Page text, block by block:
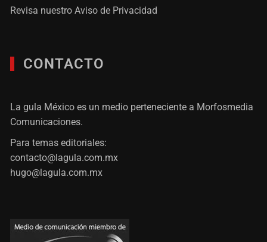
Revisa nuestroAviso de Privacidad
CONTACTO
La gula México es un medio perteneciente a Morfosmedia
Comunicaciones.
Para temas editoriales:
contacto@lagula.com.mx
hugo@lagula.com.mx